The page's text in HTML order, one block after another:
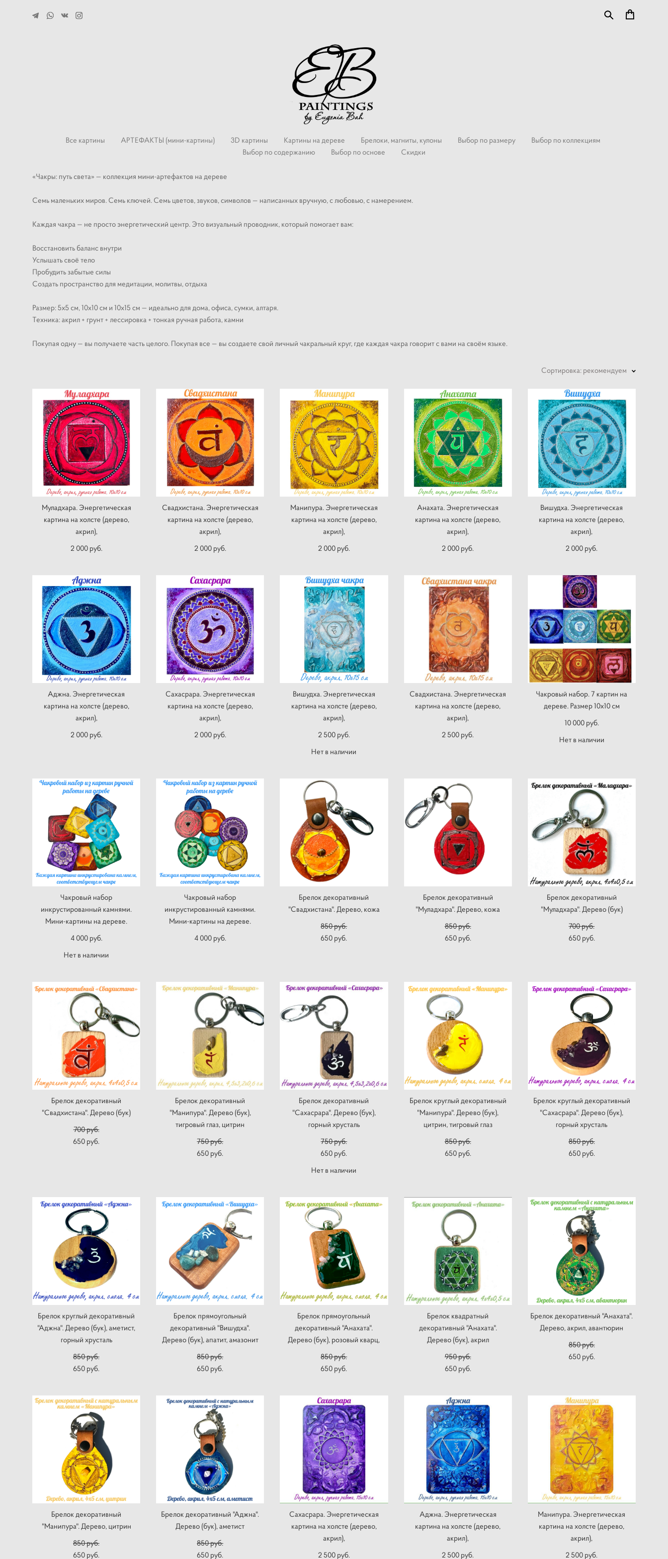
Все картины АРТЕФАКТЫ (мини-картины) 3D картины Картины на дереве Брелоки, магниты, кулоны Выбор по размеру
Выбор по коллекциям
Выбор по содержанию
Выбор по основе Скидки
«Чакры: путь света» — коллекция мини-артефактов на дереве
Семь маленьких миров. Семь ключей. Семь цветов, звуков, символов — написанных вручную, с любовью, с намерением.
Каждая чакра — не просто энергетический центр. Это визуальный проводник, который помогает вам:
Восстановить баланс внутри
Услышать своё тело
Пробудить забытые силы
Создать пространство для медитации, молитвы, отдыха
Размер: 5х5 см, 10х10 см и 10х15 см — идеально для дома, офиса, сумки, алтаря.
Техника: акрил + грунт + лессировка + тонкая ручная работа, камни
Покупая одну — вы получаете часть целого. Покупая все — вы создаете свой личный чакральный круг, где каждая чакра говорит с вами на своём языке.
Сортировка: рекомендуем
Муладхара. Энергетическая
картина на холсте (дерево,
акрил),
2 000 pуб.
Свадхистана. Энергетическая
картина на холсте (дерево,
акрил),
2 000 pуб.
Манипура. Энергетическая
картина на холсте (дерево,
акрил),
2 000 pуб.
Анахата. Энергетическая
картина на холсте (дерево,
акрил),
2 000 pуб.
Вишудха. Энергетическая
картина на холсте (дерево,
акрил),
2 000 pуб.
Аджна. Энергетическая
картина на холсте (дерево,
акрил),
2 000 pуб.
Сахасрара. Энергетическая
картина на холсте (дерево,
акрил),
2 000 pуб.
Вишудха. Энергетическая
картина на холсте (дерево,
акрил),
2 500 pуб.
Нет в наличии
Свадхистана. Энергетическая
картина на холсте (дерево,
акрил),
2 500 pуб.
Чакровый набор. 7 картин на
дереве. Размер 10х10 см
10 000 pуб.
Нет в наличии
Чакровый набор
инкрустированный камнями.
Мини-картины на дереве.
4 000 pуб.
Нет в наличии
Чакровый набор
инкрустированный камнями.
Мини-картины на дереве.
4 000 pуб.
Брелок декоративный
"Свадхистана". Дерево, кожа
850 pуб.
650 pуб.
Брелок декоративный
"Муладхара". Дерево, кожа
850 pуб.
650 pуб.
Брелок декоративный
"Муладхара". Дерево (бук)
700 pуб.
650 pуб.
Брелок декоративный
"Свадхистана". Дерево (бук)
700 pуб.
650 pуб.
Брелок декоративный
"Манипура". Дерево (бук),
тигровый глаз, цитрин
750 pуб.
650 pуб.
Брелок декоративный
"Сахасрара". Дерево (бук),
горный хрусталь
750 pуб.
650 pуб.
Нет в наличии
Брелок круглый декоративный
"Манипура". Дерево (бук),
цитрин, тигровый глаз
850 pуб.
650 pуб.
Брелок круглый декоративный
"Сахасрара". Дерево (бук),
горный хрусталь
850 pуб.
650 pуб.
Брелок круглый декоративный
"Аджна". Дерево (бук), аметист,
горный хрусталь
850 pуб.
650 pуб.
Брелок прямоугольный
декоративный "Вишудха".
Дерево (бук), апатит, амазонит
850 pуб.
650 pуб.
Брелок прямоугольный
декоративный "Анахата".
Дерево (бук), розовый кварц,
850 pуб.
650 pуб.
Брелок квадратный
декоративный "Анахата".
Дерево (бук), акрил
950 pуб.
650 pуб.
Брелок декоративный "Анахата".
Дерево, акрил, авантюрин
850 pуб.
650 pуб.
Брелок декоративный
"Манипура". Дерево, цитрин
850 pуб.
650 pуб.
Брелок декоративный "Аджна".
Дерево (бук), аметист
850 pуб.
650 pуб.
Сахасрара. Энергетическая
картина на холсте (дерево,
акрил),
2 500 pуб.
Аджна. Энергетическая
картина на холсте (дерево,
акрил),
2 500 pуб.
Манипура. Энергетическая
картина на холсте (дерево,
акрил),
2 500 pуб.